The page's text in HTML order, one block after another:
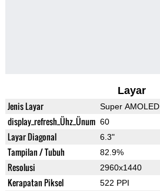
Layar
Jenis Layar Super AMOLED
display_refresh_Ühz_Ünum 60
Layar Diagonal 6.3"
Tampilan / Tubuh 82.9%
Resolusi 2960x1440
Kerapatan Piksel 522 PPI